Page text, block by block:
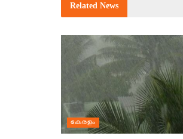
Related News
കേരളം